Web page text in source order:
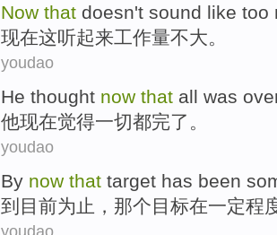
Now that doesn't sound like too
现在这听起来工作量不大。
youdao
He thought now that all was
他现在觉得一切都完了 。
youdao
By now that target has been
到 目前为止 ， 那个目标在一定程
youdao